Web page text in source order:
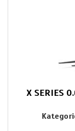
X SERIES